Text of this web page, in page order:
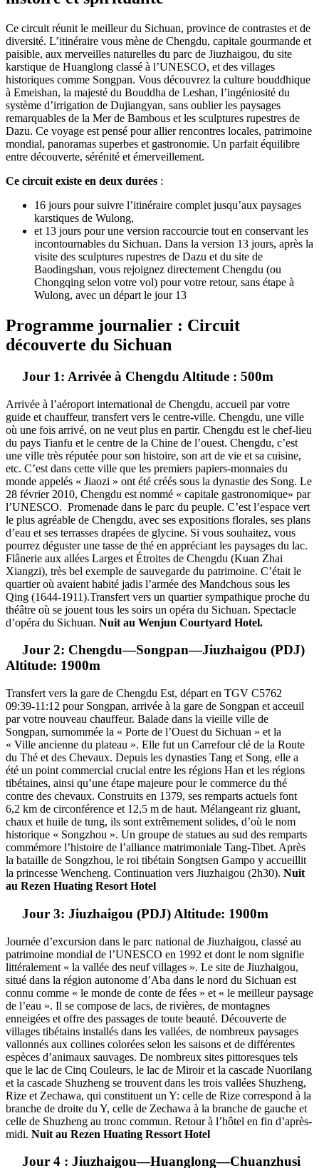
Ce circuit réunit le meilleur du Sichuan, province de contrastes et de
diversité. L’itinéraire vous mène de Chengdu, capitale gourmande et
paisible, aux merveilles naturelles du parc de Jiuzhaigou, du site
karstique de Huanglong classé à l’UNESCO, et des villages
historiques comme Songpan. Vous découvrez la culture bouddhique
à Emeishan, la majesté du Bouddha de Leshan, l’ingéniosité du
système d’irrigation de Dujiangyan, sans oublier les paysages
remarquables de la Mer de Bambous et les sculptures rupestres de
Dazu. Ce voyage est pensé pour allier rencontres locales, patrimoine
mondial, panoramas superbes et gastronomie. Un parfait équilibre
entre découverte, sérénité et émerveillement.
Ce circuit existe en deux durées :
16 jours pour suivre l’itinéraire complet jusqu’aux paysages
karstiques de Wulong,
et 13 jours pour une version raccourcie tout en conservant les
incontournables du Sichuan. Dans la version 13 jours, après la
visite des sculptures rupestres de Dazu et du site de
Baodingshan, vous rejoignez directement Chengdu (ou
Chongqing selon votre vol) pour votre retour, sans étape à
Wulong, avec un départ le jour 13
Programme journalier : Circuit
découverte du Sichuan
Jour 1: Arrivée à Chengdu Altitude : 500m
Arrivée à l’aéroport international de Chengdu, accueil par votre
guide et chauffeur, transfert vers le centre-ville. Chengdu, une ville
où une fois arrivé, on ne veut plus en partir. Chengdu est le chef-lieu
du pays Tianfu et le centre de la Chine de l’ouest. Chengdu, c’est
une ville très réputée pour son histoire, son art de vie et sa cuisine,
etc. C’est dans cette ville que les premiers papiers-monnaies du
monde appelés « Jiaozi » ont été créés sous la dynastie des Song. Le
28 février 2010, Chengdu est nommé « capitale gastronomique» par
l’UNESCO. Promenade dans le parc du peuple. C’est l’espace vert
le plus agréable de Chengdu, avec ses expositions florales, ses plans
d’eau et ses terrasses drapées de glycine. Si vous souhaitez, vous
pourrez déguster une tasse de thé en appréciant les paysages du lac.
Flânerie aux allées Larges et Étroites de Chengdu (Kuan Zhai
Xiangzi), très bel exemple de sauvegarde du patrimoine. C’était le
quartier où avaient habité jadis l’armée des Mandchous sous les
Qing (1644-1911).Transfert vers un quartier sympathique proche du
théâtre où se jouent tous les soirs un opéra du Sichuan. Spectacle
d’opéra du Sichuan. Nuit au Wenjun Courtyard Hotel.
Jour 2: Chengdu—Songpan—Jiuzhaigou (PDJ)
Altitude: 1900m
Transfert vers la gare de Chengdu Est, départ en TGV C5762
09:39-11:12 pour Songpan, arrivée à la gare de Songpan et acceuil
par votre nouveau chauffeur. Balade dans la vieille ville de
Songpan, surnommée la « Porte de l’Ouest du Sichuan » et la
« Ville ancienne du plateau ». Elle fut un Carrefour clé de la Route
du Thé et des Chevaux. Depuis les dynasties Tang et Song, elle a
été un point commercial crucial entre les régions Han et les régions
tibétaines, ainsi qu’une étape majeure pour le commerce du thé
contre des chevaux. Construits en 1379, ses remparts actuels font
6,2 km de circonférence et 12,5 m de haut. Mélangeant riz gluant,
chaux et huile de tung, ils sont extrêmement solides, d’où le nom
historique « Songzhou ». Un groupe de statues au sud des remparts
commémore l’histoire de l’alliance matrimoniale Tang-Tibet. Après
la bataille de Songzhou, le roi tibétain Songtsen Gampo y accueillit
la princesse Wencheng. Continuation vers Jiuzhaigou (2h30). Nuit
au Rezen Huating Resort Hotel
Jour 3: Jiuzhaigou (PDJ) Altitude: 1900m
Journée d’excursion dans le parc national de Jiuzhaigou, classé au
patrimoine mondial de l’UNESCO en 1992 et dont le nom signifie
littéralement « la vallée des neuf villages ». Le site de Jiuzhaigou,
situé dans la région autonome d’Aba dans le nord du Sichuan est
connu comme « le monde de conte de fées » et « le meilleur paysage
de l’eau ». Il se compose de lacs, de rivières, de montagnes
enneigées et offre des passages de toute beauté. Découverte de
villages tibétains installés dans les vallées, de nombreux paysages
vallonnés aux collines colorées selon les saisons et de différentes
espèces d’animaux sauvages. De nombreux sites pittoresques tels
que le lac de Cinq Couleurs, le lac de Miroir et la cascade Nuorilang
et la cascade Shuzheng se trouvent dans les trois vallées Shuzheng,
Rize et Zechawa, qui constituent un Y: celle de Rize correspond à la
branche de droite du Y, celle de Zechawa à la branche de gauche et
celle de Shuzheng au tronc commun. Retour à l’hôtel en fin d’après-
midi. Nuit au Rezen Huating Ressort Hotel
Jour 4 : Jiuzhaigou—Huanglong—Chuanzhusi